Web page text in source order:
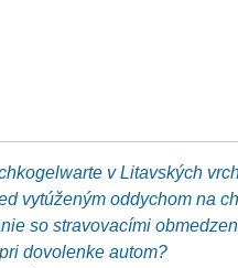
v Litavských
vytúženým oddychom na
so stravovacími
dovolenke autom?